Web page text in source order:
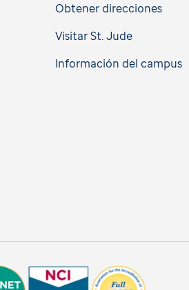
Obtener direcciones
Visitar St. Jude
Información del campus